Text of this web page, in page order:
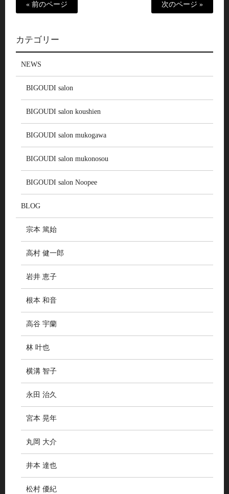
« 前のページ 次のページ »
カテゴリー
NEWS
BIGOUDI salon
BIGOUDI salon koushien
BIGOUDI salon mukogawa
BIGOUDI salon mukonosou
BIGOUDI salon Noopee
BLOG
宗本 篤始
高村 健一郎
岩井 恵子
根本 和音
高谷 宇蘭
林 叶也
横溝 智子
永田 治久
宮本 晃年
丸岡 大介
井本 達也
松村 優紀